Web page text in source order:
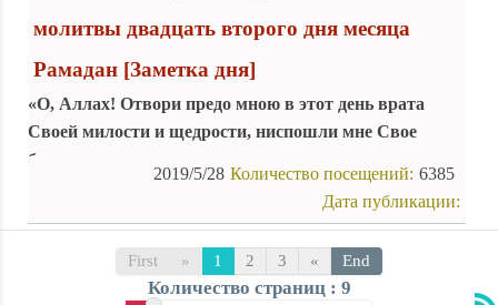
молитвы двадцать второго дня месяца
Рамадан [Заметка дня]
«О, Аллах! Отвори предо мною в этот день врата
Своей милости и щедрости, ниспошли мне Свое
благословение, помоги мне совершить то, что
вызывает Твое довольство, введи меня в рай, о,
Исполняющий просьбы находящихся в безвыходном
6385
Количество посещений:
2019/5/28
Дата публикации:
First » 1 2 3 « End
Количество страниц : 9